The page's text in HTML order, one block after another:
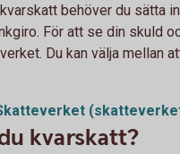
behöver du sätta
För att se din skuld
Du kan välja mellan
kvarskatt?